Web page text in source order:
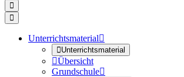


Unterrichtsmaterial
Unterrichtsmaterial
Übersicht
Grundschule